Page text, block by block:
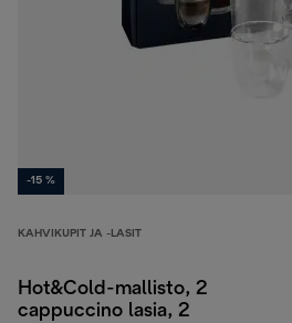
-15 %
KAHVIKUPIT JA -LASIT
Hot&Cold-mallisto, 2
cappuccino lasia, 2